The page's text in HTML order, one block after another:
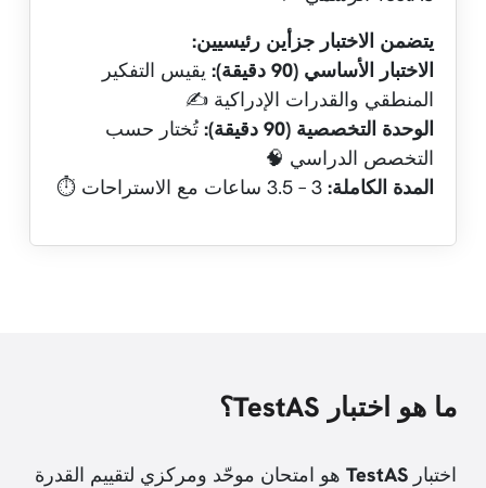
يتضمن الاختبار جزأين رئيسيين:
الاختبار الأساسي (90 دقيقة):
يقيس التفكير
المنطقي والقدرات الإدراكية ✍️
الوحدة التخصصية (90 دقيقة):
تُختار حسب
التخصص الدراسي 🧠
المدة الكاملة:
ما هو اختبار TestAS؟
اختبار TestAS هو امتحان موحّد ومركزي لتقييم القدرة